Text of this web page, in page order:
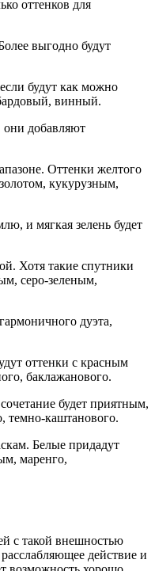
оттенков для
выгодно будут
будут как можно
винный.
они добавляют
Оттенки желтого
кукурузным,
и мягкая зелень будет
Хотя такие спутники
серо-зеленым,
дуэта,
оттенки с красным
баклажанового.
будет приятным,
темно-каштанового.
Белые придадут
маренго,
с такой внешностью
действие и